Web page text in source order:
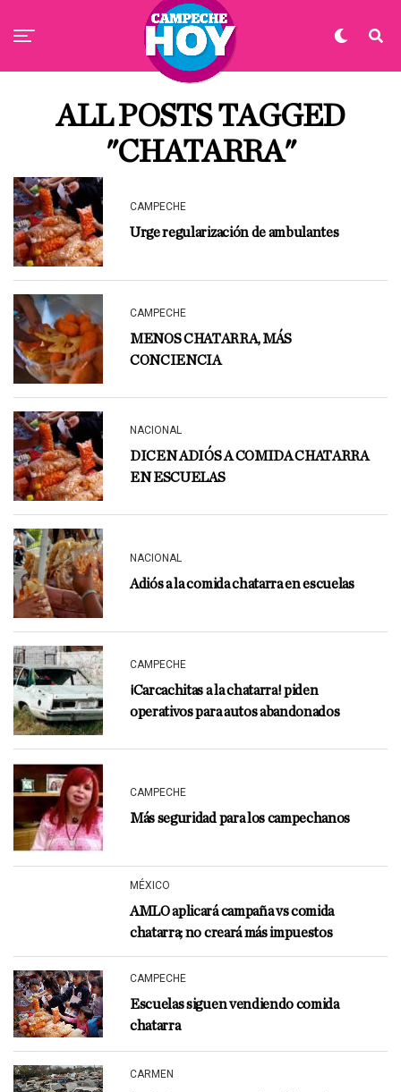
ALL POSTS TAGGED
"CHATARRA"
CAMPECHE
Urge regularización de ambulantes
CAMPECHE
MENOS CHATARRA, MÁS
CONCIENCIA
NACIONAL
DICEN ADIÓS A COMIDA CHATARRA
EN ESCUELAS
NACIONAL
Adiós a la comida chatarra en escuelas
CAMPECHE
¡Carcachitas a la chatarra! piden
operativos para autos abandonados
CAMPECHE
Más seguridad para los campechanos
MÉXICO
AMLO aplicará campaña vs comida
chatarra; no creará más impuestos
CAMPECHE
Escuelas siguen vendiendo comida
chatarra
CARMEN